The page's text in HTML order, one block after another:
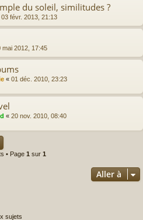
du soleil, similitudes ?
03 févr. 2013, 21:13
mai 2012, 17:45
« 01 déc. 2010, 23:23
« 20 nov. 2010, 08:40
• Page 1 sur 1
Aller à
sujets